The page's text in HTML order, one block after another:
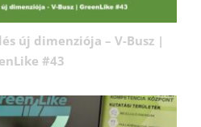
új dimenziója – V-Busz |
#43